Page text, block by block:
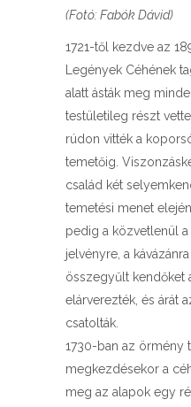
(Fotó: Fabók Dávid)
1721-től kezdve az
Legények Céhének
alatt ásták meg
testületileg részt
rúdon vitték a
temetőig.
család két
temetési menet
pedig a közvetlenül
jelvényre, a
összegyűlt kendőket
elárverezték, és árát
csatolták.
1730-ban az örmény
megkezdésekor a
meg az alapok egy